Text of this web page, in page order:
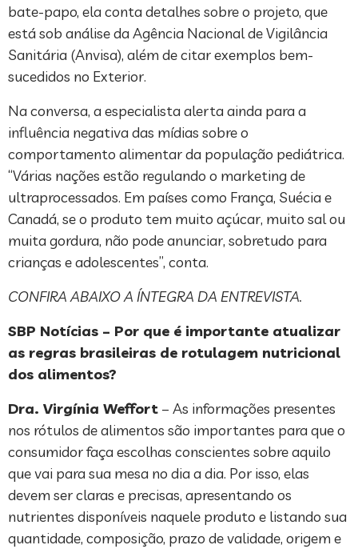
bate-papo, ela conta detalhes sobre o projeto, que
está sob análise da Agência Nacional de Vigilância
Sanitária (Anvisa), além de citar exemplos bem-
sucedidos no Exterior.
Na conversa, a especialista alerta ainda para a
influência negativa das mídias sobre o
comportamento alimentar da população pediátrica.
“Várias nações estão regulando o marketing de
ultraprocessados. Em países como França, Suécia e
Canadá, se o produto tem muito açúcar, muito sal ou
muita gordura, não pode anunciar, sobretudo para
crianças e adolescentes”, conta.
CONFIRA ABAIXO A ÍNTEGRA DA ENTREVISTA.
SBP Notícias – Por que é importante atualizar
as regras brasileiras de rotulagem nutricional
dos alimentos?
Dra. Virgínia Weffort – As informações presentes
nos rótulos de alimentos são importantes para que o
consumidor faça escolhas conscientes sobre aquilo
que vai para sua mesa no dia a dia. Por isso, elas
devem ser claras e precisas, apresentando os
nutrientes disponíveis naquele produto e listando sua
quantidade, composição, prazo de validade, origem e